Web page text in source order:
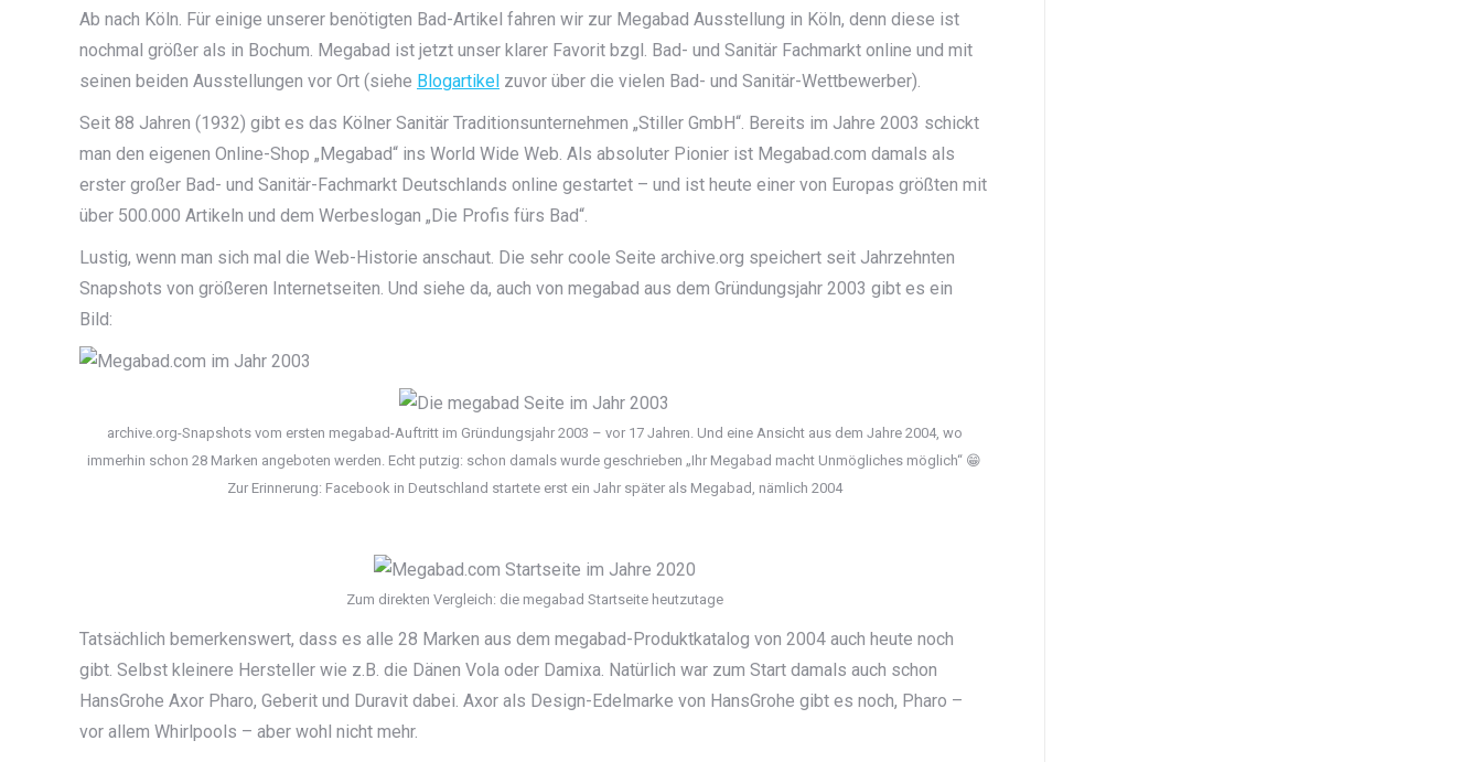
Ab nach Köln. Für einige unserer benötigten Bad-Artikel fahren wir zur Megabad Ausstellung in Köln, denn diese ist
nochmal größer als in Bochum. Megabad ist jetzt unser klarer Favorit bzgl. Bad- und Sanitär Fachmarkt online und mit
seinen beiden Ausstellungen vor Ort (siehe Blogartikel zuvor über die vielen Bad- und Sanitär-Wettbewerber).
Seit 88 Jahren (1932) gibt es das Kölner Sanitär Traditionsunternehmen „Stiller GmbH“. Bereits im Jahre 2003 schickt
man den eigenen Online-Shop „Megabad“ ins World Wide Web. Als absoluter Pionier ist Megabad.com damals als
erster großer Bad- und Sanitär-Fachmarkt Deutschlands online gestartet – und ist heute einer von Europas größten mit
über 500.000 Artikeln und dem Werbeslogan „Die Profis fürs Bad“.
Lustig, wenn man sich mal die Web-Historie anschaut. Die sehr coole Seite archive.org speichert seit Jahrzehnten
Snapshots von größeren Internetseiten. Und siehe da, auch von megabad aus dem Gründungsjahr 2003 gibt es ein
Bild:
archive.org-Snapshots vom ersten megabad-Auftritt im Gründungsjahr 2003 – vor 17 Jahren. Und eine Ansicht aus dem Jahre 2004, wo
immerhin schon 28 Marken angeboten werden. Echt putzig: schon damals wurde geschrieben „Ihr Megabad macht Unmögliches möglich“ 😁
Zur Erinnerung: Facebook in Deutschland startete erst ein Jahr später als Megabad, nämlich 2004
Zum direkten Vergleich: die megabad Startseite heutzutage
Tatsächlich bemerkenswert, dass es alle 28 Marken aus dem megabad-Produktkatalog von 2004 auch heute noch
gibt. Selbst kleinere Hersteller wie z.B. die Dänen Vola oder Damixa. Natürlich war zum Start damals auch schon
HansGrohe Axor Pharo, Geberit und Duravit dabei. Axor als Design-Edelmarke von HansGrohe gibt es noch, Pharo –
vor allem Whirlpools – aber wohl nicht mehr.